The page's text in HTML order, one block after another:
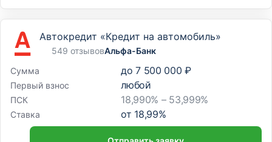
Автокредит «Кредит на автомобиль»
549 отзывовАльфа-Банк
Сумма
до 7 500 000 ₽
Первый взнос любой
ПСК 18,990% – 53,999%
Ставка от 18,99%